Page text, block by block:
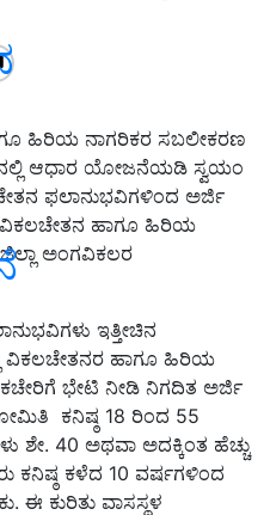
ಹಿರಿಯ ನಾಗರಿಕರ ಸಬಲೀಕರಣ
ಆಧಾರ ಯೋಜನೆಯಡಿ ಸ್ವಯಂ
ಫಲಾನುಭವಿಗಳಿಂದ ಅರ್ಜಿ
ವಿಕಲಚೇತನ ಹಾಗೂ ಹಿರಿಯ
ಅಂಗವಿಕಲರ
ಇತ್ತೀಚಿನ
ವಿಕಲಚೇತನರ ಹಾಗೂ ಹಿರಿಯ
ಭೇಟಿ ನೀಡಿ ನಿಗದಿತ ಅರ್ಜಿ
ಕನಿಷ್ಠ 18 ರಿಂದ 55
ಶೇ. 40 ಅಥವಾ ಅದಕ್ಕಿಂತ ಹೆಚ್ಚು
ಕನಿಷ್ಠ ಕಳೆದ 10 ವರ್ಷಗಳಿಂದ
ಈ ಕುರಿತು ವಾಸಸ್ಥಳ